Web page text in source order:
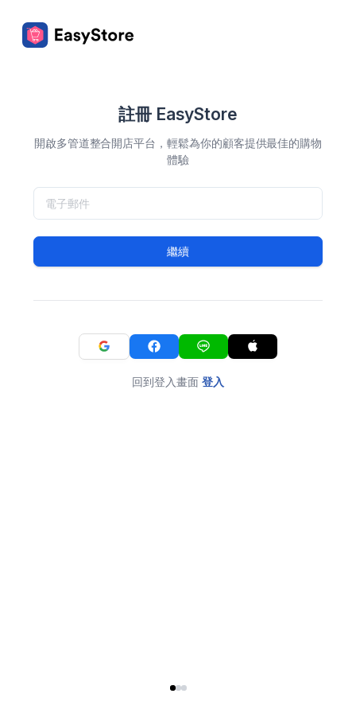
註冊 EasyStore
開啟多管道整合開店平台，輕鬆為你的顧客提供最佳的購物
體驗
繼續
回到登入畫面 登入